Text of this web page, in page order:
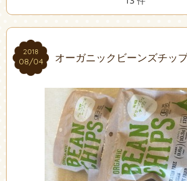
2018
08/04
2018
08/04 オーガニックビーンズチッ